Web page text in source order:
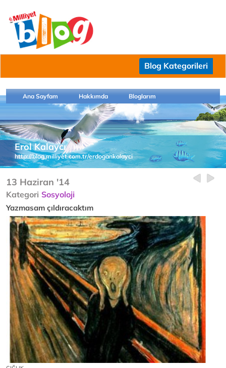
Blog Kategorileri
Ana Sayfam Hakkımda Bloglarım
Erol Kalaycı
http://blog.milliyet.com.tr/erdogankalayci
13 Haziran '14
Kategori Sosyoloji
Yazmasam çıldıracaktım